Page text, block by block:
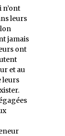
leurs
jamais
ont
et au
leurs